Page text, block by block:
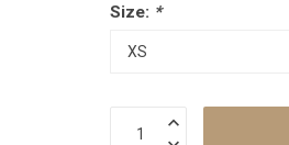
Size: *